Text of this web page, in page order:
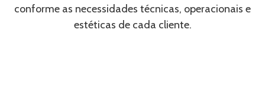
conforme as necessidades técnicas, operacionais e
estéticas de cada cliente.